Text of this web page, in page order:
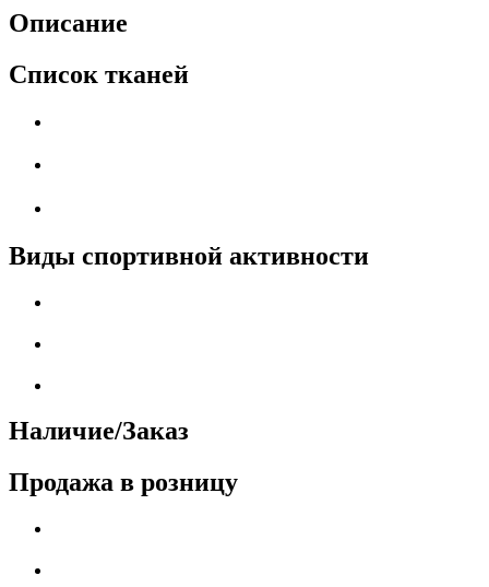
Описание
Список тканей
Виды спортивной активности
Наличие/Заказ
Продажа в розницу